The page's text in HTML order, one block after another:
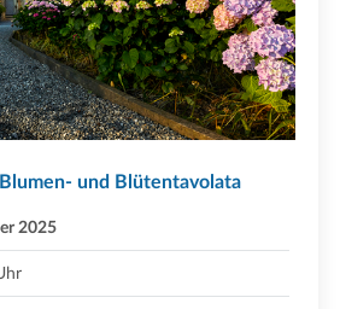
und Blütentavolata
2025